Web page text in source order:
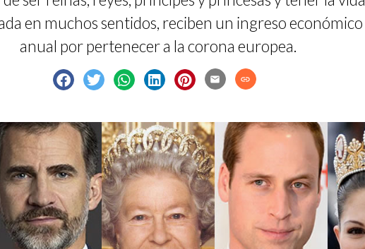
en muchos sentidos, reciben un ingreso económico
anual por pertenecer a la corona europea.
email link